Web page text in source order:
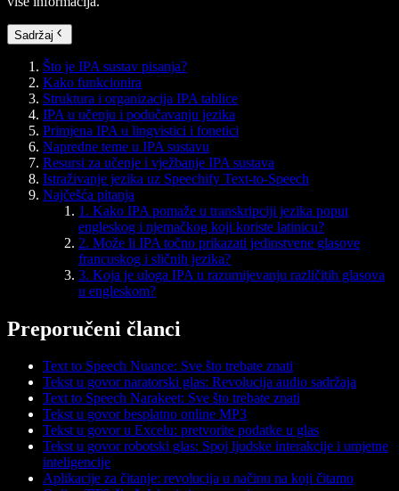
Sadržaj
Što je IPA sustav pisanja?
Kako funkcionira
Struktura i organizacija IPA tablice
IPA u učenju i podučavanju jezika
Primjena IPA u lingvistici i fonetici
Napredne teme u IPA sustavu
Resursi za učenje i vježbanje IPA sustava
Istraživanje jezika uz Speechify Text-to-Speech
Najčešća pitanja
1. Kako IPA pomaže u transkripciji jezika poput
engleskog i njemačkog koji koriste latinicu?
2. Može li IPA točno prikazati jedinstvene glasove
francuskog i sličnih jezika?
3. Koja je uloga IPA u razumijevanju različitih glasova
u engleskom?
Preporučeni članci
Text to Speech Nuance: Sve što trebate znati
Tekst u govor naratorski glas: Revolucija audio sadržaja
Text to Speech Narakeet: Sve što trebate znati
Tekst u govor besplatno online MP3
Tekst u govor u Excelu: pretvorite podatke u glas
Tekst u govor robotski glas: Spoj ljudske interakcije i umjetne
inteligencije
Aplikacije za čitanje: revolucija u načinu na koji čitamo